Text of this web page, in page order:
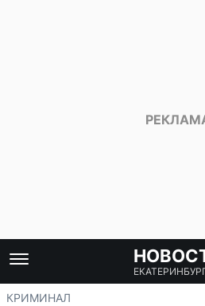
КРИМИНАЛ